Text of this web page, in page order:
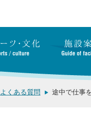
よくある質問 途中で仕事